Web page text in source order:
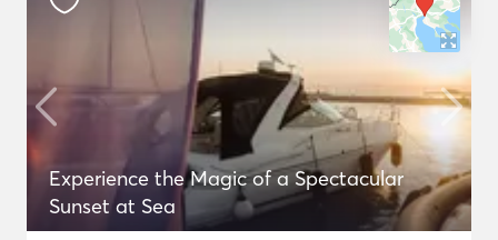
Experience the Magic of a Spectacular
Sunset at Sea